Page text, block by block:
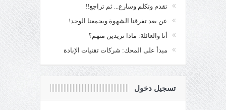
تقدم وتكلم وسارع... ثم تراجع!!
عن بعد تفرقنا الشهوة ويجمعنا الوجد!
أنا والعائلة: ماذا تريدين منهم؟
مبدأ على المحك: شركات تقنيات الإبادة
تسجيل دخول